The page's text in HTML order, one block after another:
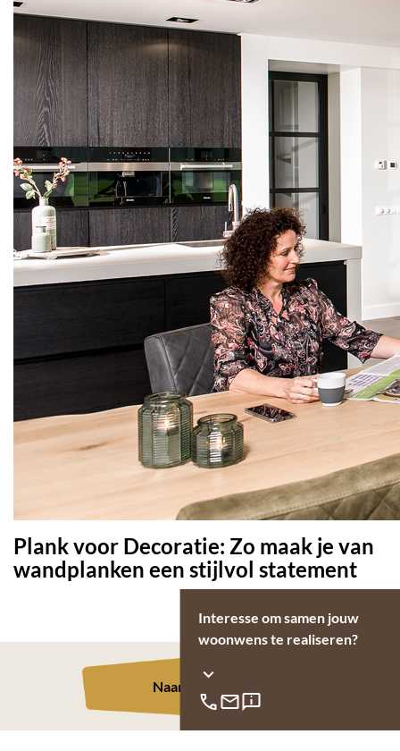
Plank voor Decoratie: Zo maak je van
wandplanken een stijlvol statement
Naar overzicht
Interesse om samen jouw
woonwens te realiseren?